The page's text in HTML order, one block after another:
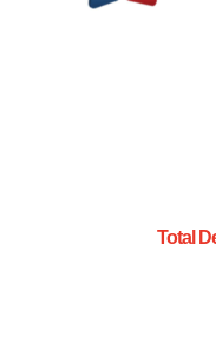
Total